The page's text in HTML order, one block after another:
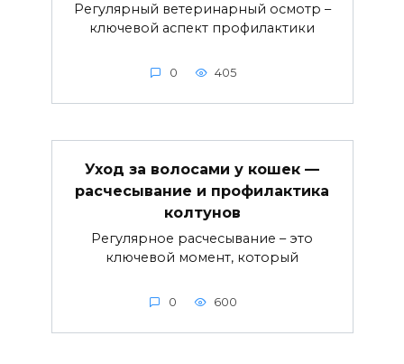
Регулярный ветеринарный осмотр –
ключевой аспект профилактики
0 405
Уход за волосами у кошек —
расчесывание и профилактика
колтунов
Регулярное расчесывание – это
ключевой момент, который
0 600